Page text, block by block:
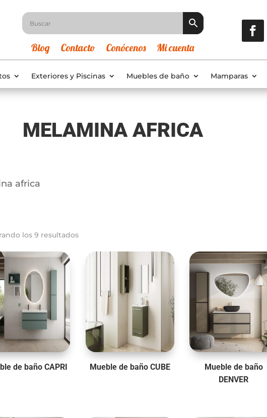
Blog Contacto Conócenos Mi cuenta
Exteriores y Piscinas Muebles de baño Mamparas
MELAMINA AFRICA
africa
los 9 resultados
de baño CAPRI Mueble de baño CUBE
Mueble de baño
DENVER